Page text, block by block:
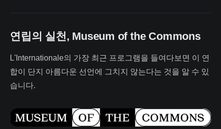
연립의 실천, Museum of the Commons
L'Internationale의 가장 최근 프로그램을 들여다보면 이 연
합이 단지 아름다운 선언에 그치지 않는다는 것을 알 수 있
습니다.